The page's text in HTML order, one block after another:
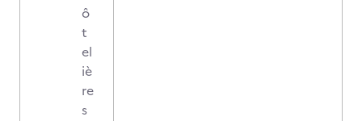
ô
t
el
iè
re
s